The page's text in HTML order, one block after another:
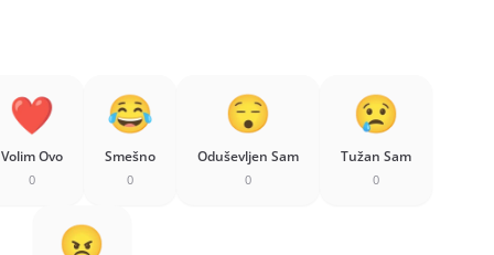
Volim Ovo
0
Smešno
0
Oduševljen Sam
0
Tužan Sam
0